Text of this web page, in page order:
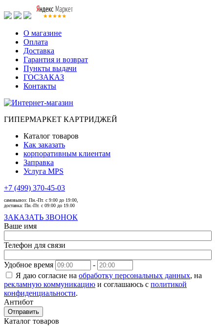
О магазине
Оплата
Доставка
Гарантия и возврат
Пункты выдачи
ГОСЗАКАЗ
Контакты
ГИПЕРМАРКЕТ КАРТРИДЖЕЙ
Каталог товаров
Как заказать
корпоративным клиентам
Заправка
Услуга MPS
+7 (499) 370-45-03
самовывоз: Пн.-Пт. с 9:00 до 19:00,
доставка: Пн.-Пт. с 09:00 до 19.00
ЗАКАЗАТЬ ЗВОНОК
Ваше имя
Телефон для связи
Удобное время
-
Я даю согласие на обработку персональных данных, на
рекламную коммуникацию и соглашаюсь с политикой
конфиденциальности.
Антибот
Отправить
Каталог товаров